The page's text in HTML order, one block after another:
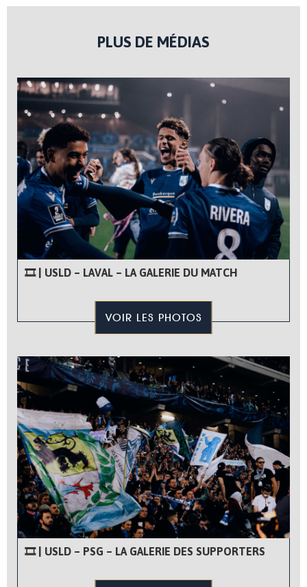
PLUS DE MÉDIAS
🎞 | USLD – LAVAL – LA GALERIE DU MATCH
VOIR LES PHOTOS
🎞 | USLD – PSG – LA GALERIE DES SUPPORTERS